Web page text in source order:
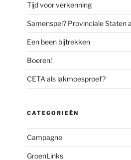
Tijd voor verkenning
Samenspel? Provinciale Staten
Een been bijtrekken
Boeren!
CETA als lakmoesproef?
CATEGORIEËN
Campagne
GroenLinks